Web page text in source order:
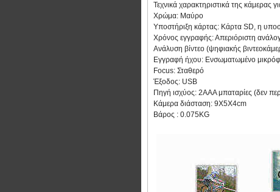
Τεχνικά χαρακτηριστικά της κάμερας
Χρώμα: Μαύρο
Υποστήριξη κάρτας: Κάρτα SD, η
Χρόνος εγγραφής: Απεριόριστη
Ανάλυση βίντεο (ψηφιακής
Εγγραφή ήχου: Ενσωματωμένο
Focus: Σταθερό
Έξοδος: USB
Πηγή ισχύος: 2AAA μπαταρίες (δεν
Κάμερα διάσταση: 9X5X4cm
Βάρος : 0.075KG